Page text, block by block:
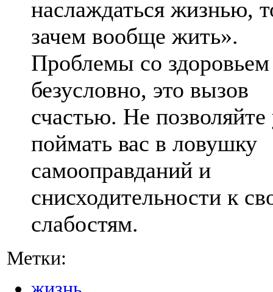
наслаждаться жизнью,
зачем вообще жить».
Проблемы со
безусловно, это вызов
счастью. Не
поймать вас в ловушку
самооправданий и
снисходительности к
слабостям.
Метки: